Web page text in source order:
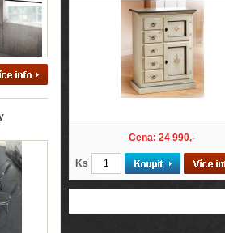
Cena: 24 990,-
Ks